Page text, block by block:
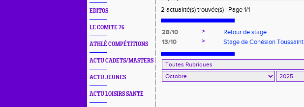
EDITOS
LE COMITE 76
ATHLÉ COMPÉTITIONS
ACTU CADETS/MASTERS
ACTU JEUNES
ACTU LOISIRS SANTE
2 actualité(s) trouvée(s) | Page 1/1
28/10 >
Retour de stage
13/10
> Stage de Cohésion Toussaint